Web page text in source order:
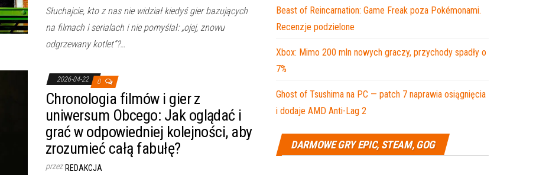
Słuchajcie, kto z nas nie widział kiedyś gier bazujących
na filmach i serialach i nie pomyślał: „ojej, znowu
odgrzewany kotlet”?…
2026-04-22 0
Chronologia filmów i gier z
uniwersum Obcego: Jak oglądać i
grać w odpowiedniej kolejności, aby
zrozumieć całą fabułę?
przez REDAKCJA
Beast of Reincarnation: Game Freak poza Pokémonami.
Recenzje podzielone
Xbox: Mimo 200 mln nowych graczy, przychody spadły o
7%
Ghost of Tsushima na PC — patch 7 naprawia osiągnięcia
i dodaje AMD Anti-Lag 2
DARMOWE GRY EPIC, STEAM, GOG